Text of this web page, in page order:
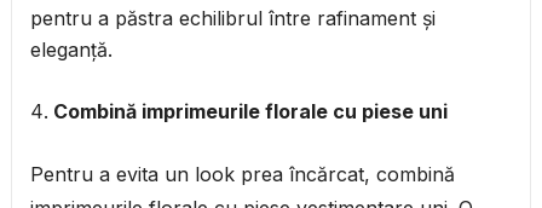
pentru a păstra echilibrul între rafinament și
eleganță.
Combină imprimeurile florale cu piese uni
Pentru a evita un look prea încărcat, combină